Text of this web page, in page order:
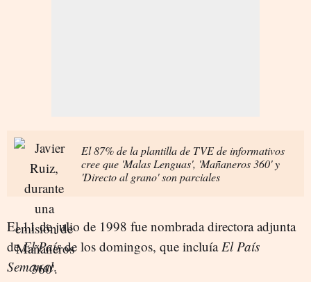
El 87% de la plantilla de TVE de informativos
cree que 'Malas Lenguas', 'Mañaneros 360' y
'Directo al grano' son parciales
El 11 de julio de 1998 fue nombrada directora adjunta
deEl Paísde los domingos, que incluía El País
Semanal.